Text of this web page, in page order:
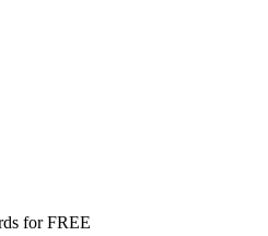
for FREE